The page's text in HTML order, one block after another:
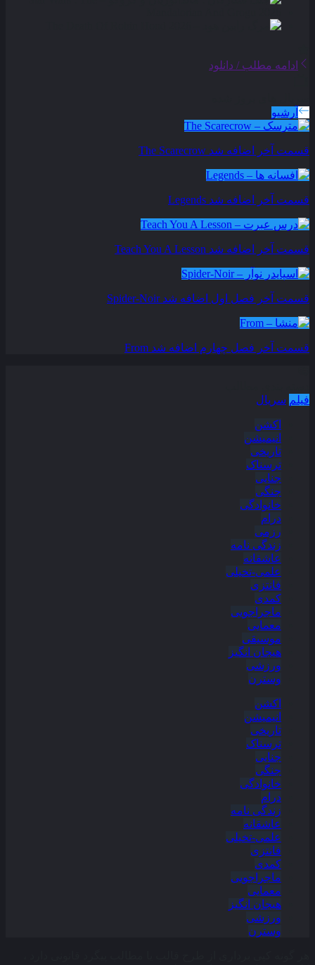
ادامه مطلب / دانلود
آرشیو
قسمت آخر اضافه شد The Scarecrow
قسمت آخر اضافه شد Legends
قسمت آخر اضافه شد Teach You A Lesson
قسمت آخر فصل اول اضافه شد Spider-Noir
قسمت آخر فصل چهارم اضافه شد From
فیلم سریال
اکشن
انیمیشن
تاریخی
ترسناک
جنایی
جنگی
خانوادگی
درام
رزمی
زندگی نامه
عاشقانه
علمی-تخیلی
فانتزی
کمدی
ماجراجویی
معمایی
موسیقی
هیجان انگیز
ورزشی
وسترن
اکشن
انیمیشن
تاریخی
ترسناک
جنایی
جنگی
خانوادگی
درام
زندگی نامه
عاشقانه
علمی-تخیلی
فانتزی
کمدی
ماجراجویی
معمایی
هیجان انگیز
ورزشی
وسترن